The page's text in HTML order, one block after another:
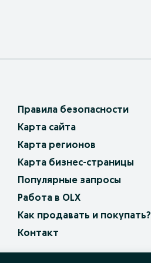
Правила безопасности
Карта сайта
Карта регионов
Карта бизнес-страницы
Популярные запросы
Работа в OLX
Как продавать и покупать?
Контакт